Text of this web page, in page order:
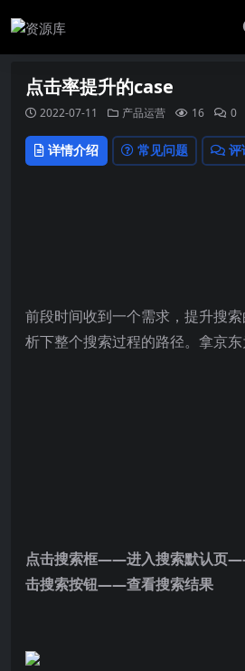
点击率提升的case
2022-07-11 产品运营 16 0
详情介绍 常见问题 评
前段时间收到一个需求，提升搜索
析下整个搜索过程的路径。 拿京东
点击搜索框——进入搜索默认
击搜索按钮——查看搜索结果